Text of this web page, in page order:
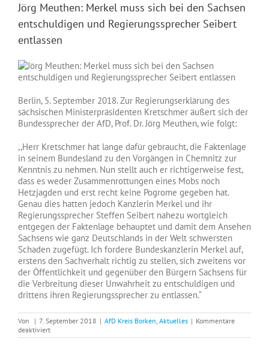
Jörg Meuthen: Merkel muss sich bei den Sachsen
entschuldigen und Regierungssprecher Seibert
entlassen
Berlin, 5. September 2018. Zur Regierungserklärung des
sächsischen Ministerpräsidenten Kretschmer äußert sich der
Bundessprecher der AfD, Prof. Dr. Jörg Meuthen, wie folgt:
,,Herr Kretschmer hat lange dafür gebraucht, die Faktenlage
in seinem Bundesland zu den Vorgängen in Chemnitz zur
Kenntnis zu nehmen. Nun stellt auch er richtigerweise fest,
dass es weder Zusammenrottungen eines Mobs noch
Hetzjagden und erst recht keine Pogrome gegeben hat.
Genau dies hatten jedoch Kanzlerin Merkel und ihr
Regierungssprecher Steffen Seibert nahezu wortgleich
entgegen der Faktenlage behauptet und damit dem Ansehen
Sachsens wie ganz Deutschlands in der Welt schwersten
Schaden zugefügt. Ich fordere Bundeskanzlerin Merkel auf,
erstens den Sachverhalt richtig zu stellen, sich zweitens vor
der Öffentlichkeit und gegenüber den Bürgern Sachsens für
die Verbreitung dieser Unwahrheit zu entschuldigen und
drittens ihren Regierungssprecher zu entlassen.“
Von | 7. September 2018 | AfD Kreis Borken Aktuelles | Kommentare
deaktiviertfür
Jörg